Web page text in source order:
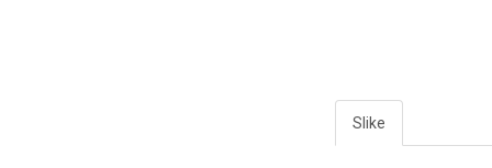
Slike